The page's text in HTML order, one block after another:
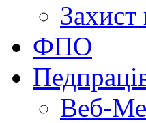
Захист
ФПО
Веб-